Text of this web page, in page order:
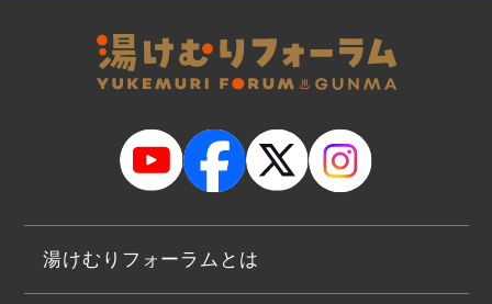
湯けむりフォーラムとは